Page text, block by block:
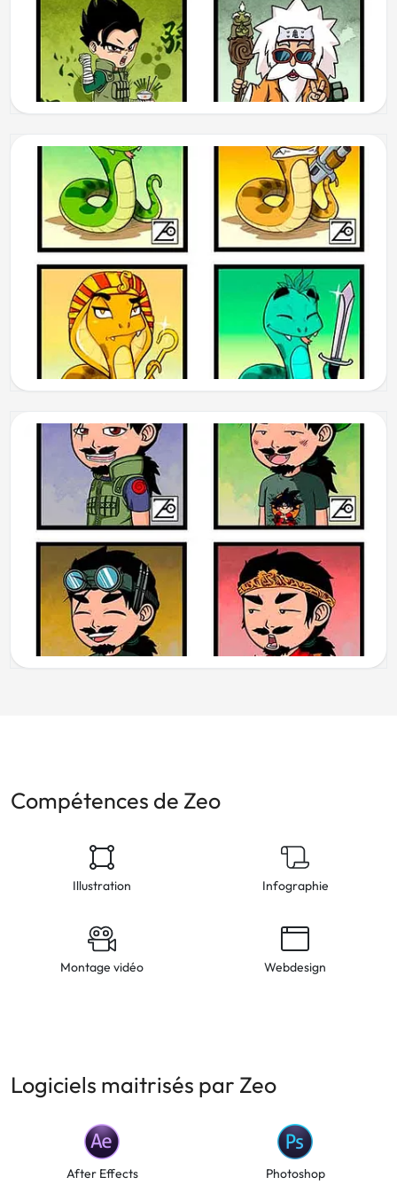
Compétences de Zeo
Illustration Infographie
Montage vidéo Webdesign
Logiciels maitrisés par Zeo
After Effects Photoshop